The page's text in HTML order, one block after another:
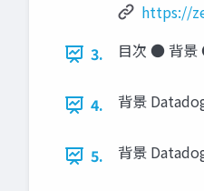
https://
3.
目次 ● 背
4. 背景
5. 背景